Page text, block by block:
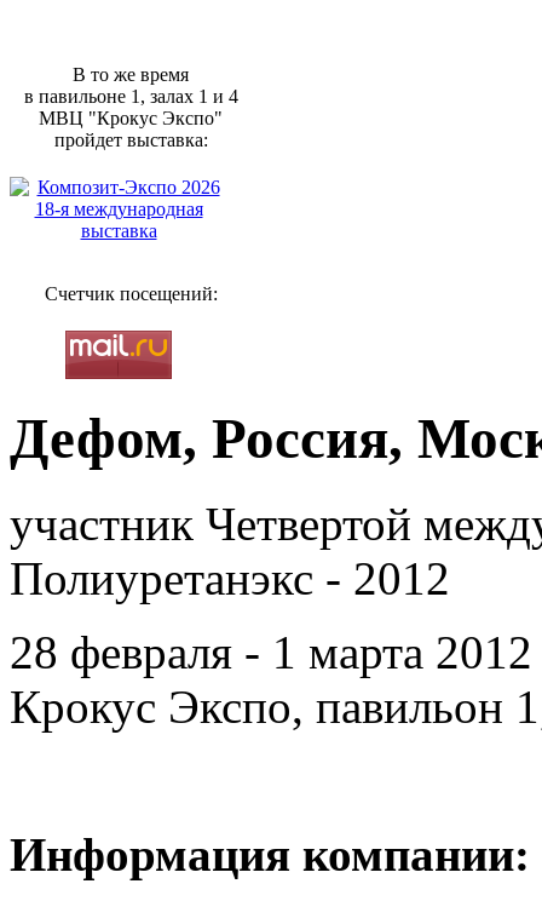
В то же время
в павильоне 1, залах 1 и 4
МВЦ "Крокус Экспо"
пройдет выставка:
Счетчик посещений:
Дефом, Россия,
участник Четвертой
Полиуретанэкс - 2012
28 февраля - 1 марта
Крокус Экспо, павильон
Информация компании: